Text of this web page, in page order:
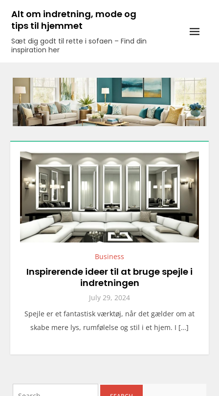
content
Alt om indretning, mode og
tips til hjemmet
Sæt dig godt til rette i sofaen – Find din
inspiration her
Business
Inspirerende ideer til at bruge spejle i
indretningen
July 29, 2024
Spejle er et fantastisk værktøj, når det gælder om at
skabe mere lys, rumfølelse og stil i et hjem. I […]